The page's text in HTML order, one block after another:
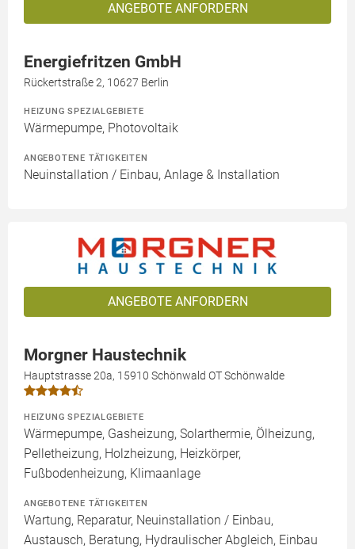
ANGEBOTE ANFORDERN
Energiefritzen GmbH
Rückertstraße 2, 10627 Berlin
HEIZUNG SPEZIALGEBIETE
Wärmepumpe, Photovoltaik
ANGEBOTENE TÄTIGKEITEN
Neuinstallation / Einbau, Anlage & Installation
ANGEBOTE ANFORDERN
Morgner Haustechnik
Hauptstrasse 20a, 15910 Schönwald OT Schönwalde
HEIZUNG SPEZIALGEBIETE
Wärmepumpe, Gasheizung, Solarthermie, Ölheizung,
Pelletheizung, Holzheizung, Heizkörper,
Fußbodenheizung, Klimaanlage
ANGEBOTENE TÄTIGKEITEN
Wartung, Reparatur, Neuinstallation / Einbau,
Austausch, Beratung, Hydraulischer Abgleich, Einbau